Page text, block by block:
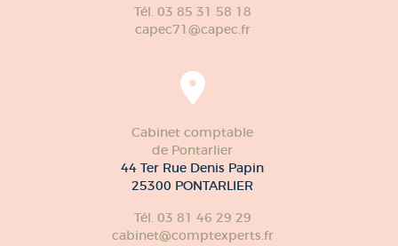
Tél. 03 85 31 58 18
capec71@capec.fr
Cabinet comptable
de Pontarlier
44 Ter Rue Denis Papin
25300 PONTARLIER
Tél. 03 81 46 29 29
cabinet@comptexperts.fr